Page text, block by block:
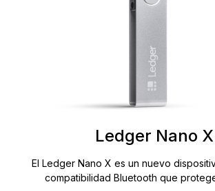
Ledger Nano X
El Ledger Nano X es un nuevo
compatibilidad Bluetooth que